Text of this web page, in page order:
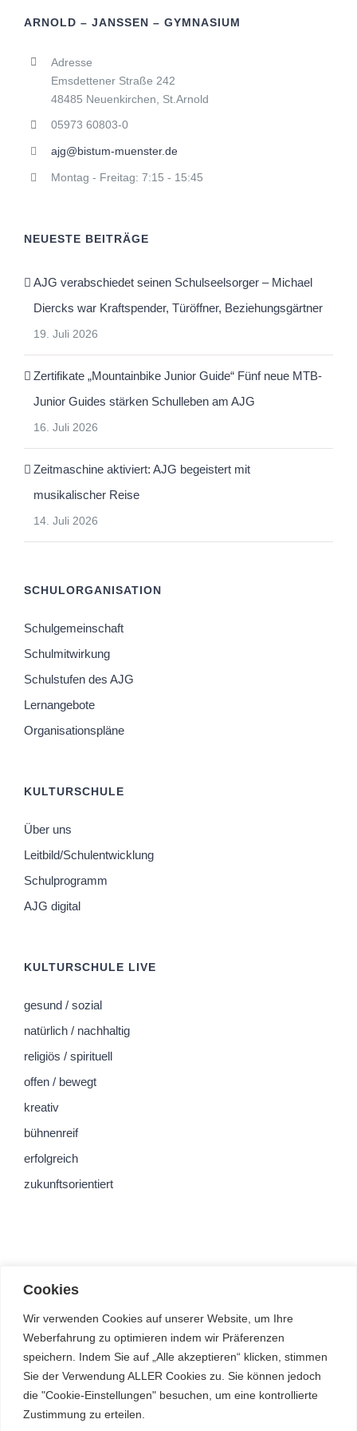
Cookies
Wir verwenden Cookies auf unserer Website, um Ihre
Weberfahrung zu optimieren indem wir Präferenzen
speichern. Indem Sie auf „Alle akzeptieren“ klicken, stimmen
Sie der Verwendung ALLER Cookies zu. Sie können jedoch
die "Cookie-Einstellungen" besuchen, um eine kontrollierte
Zustimmung zu erteilen.
ARNOLD – JANSSEN – GYMNASIUM
Adresse
Emsdettener Straße 242
48485 Neuenkirchen, St.Arnold
05973 60803-0
ajg@bistum-muenster.de
Montag - Freitag: 7:15 - 15:45
NEUESTE BEITRÄGE
AJG verabschiedet seinen Schulseelsorger – Michael
Diercks war Kraftspender, Türöffner, Beziehungsgärtner
19. Juli 2026
Zertifikate „Mountainbike Junior Guide“ Fünf neue MTB-
Junior Guides stärken Schulleben am AJG
16. Juli 2026
Zeitmaschine aktiviert: AJG begeistert mit
musikalischer Reise
14. Juli 2026
SCHULORGANISATION
Schulgemeinschaft
Schulmitwirkung
Schulstufen des AJG
Lernangebote
Organisationspläne
KULTURSCHULE
Über uns
Leitbild/Schulentwicklung
Schulprogramm
AJG digital
KULTURSCHULE LIVE
gesund / sozial
natürlich / nachhaltig
religiös / spirituell
offen / bewegt
kreativ
bühnenreif
erfolgreich
zukunftsorientiert